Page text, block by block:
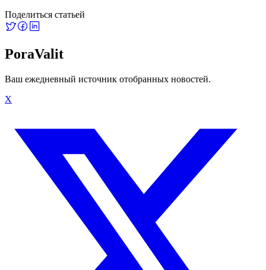
Поделиться статьей
PoraValit
Ваш ежедневный источник отобранных новостей.
X